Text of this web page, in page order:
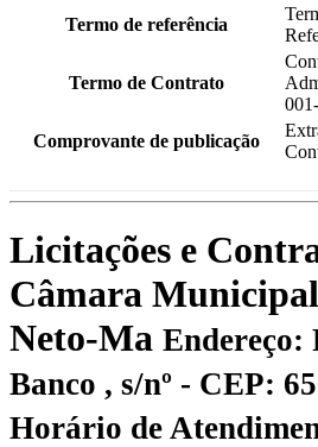
Termo de referência
Termo de Contrato
Comprovante de publicação
Licitações e
Câmara
Neto-Ma Endereço:
Banco , s/nº - CEP:
Horário de